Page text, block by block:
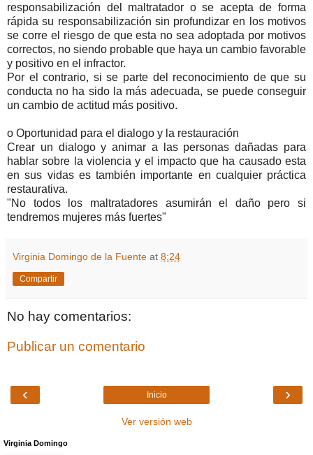
responsabilización del maltratador o se acepta de forma
rápida su responsabilización sin profundizar en los motivos
se corre el riesgo de que esta no sea adoptada por motivos
correctos, no siendo probable que haya un cambio favorable
y positivo en el infractor.
Por el contrario, si se parte del reconocimiento de que su
conducta no ha sido la más adecuada, se puede conseguir
un cambio de actitud más positivo.
o Oportunidad para el dialogo y la restauración
Crear un dialogo y animar a las personas dañadas para
hablar sobre la violencia y el impacto que ha causado esta
en sus vidas es también importante en cualquier práctica
restaurativa.
"No todos los maltratadores asumirán el daño pero si
tendremos mujeres más fuertes"
Virginia Domingo de la Fuente at 8:24
Compartir
No hay comentarios:
Publicar un comentario
‹ ›
Inicio
Ver versión web
Virginia Domingo